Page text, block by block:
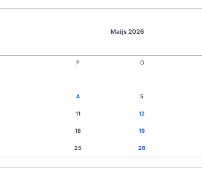
Maijs 2026
P O
4 5
11 12
18 19
25 26